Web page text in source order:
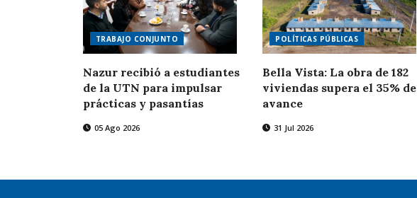
TRABAJO CONJUNTO
Nazur recibió a estudiantes
de la UTN para impulsar
prácticas y pasantías
05 Ago 2026
POLÍTICAS PÚBLICAS
Bella Vista: La obra de 182
viviendas supera el 35% de
avance
31 Jul 2026